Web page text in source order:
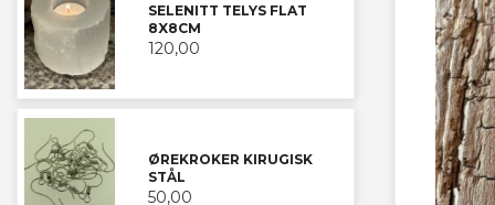
SELENITT TELYS FLAT
8X8CM
120,00
ØREKROKER KIRUGISK
STÅL
50,00